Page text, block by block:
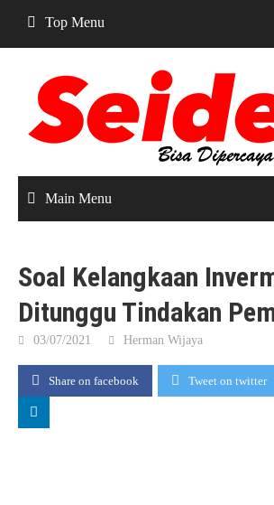
content
Top Menu
Main Menu
Soal Kelangkaan
Ditunggu Tindakan
03/07/2021 Herman Wijaya
Share on facebook Tweet on twitter